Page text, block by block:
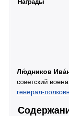
Награды
Лю́дников
советский
генерал-